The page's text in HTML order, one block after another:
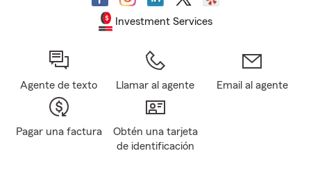
Investment Services
Agente de texto Llamar al agente Email al agente
Pagar una factura
Obtén una tarjeta
de identificación